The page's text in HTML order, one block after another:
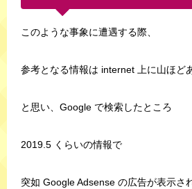
このような事象に遭遇する際、
参考となる情報は internet 上に山ほど
と思い、Google で検索したところ
2019.5 くらいの情報で
突如 Google Adsense の広告が表示さ